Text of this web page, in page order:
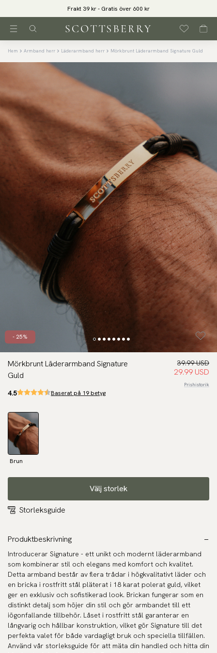
Frakt 39 kr - Gratis över 600 kr
Hem Armband herr Läderarmband herr Mörkbrunt Läderarmband Signature Guld
- 25%
Mörkbrunt Läderarmband Signature
Guld
39.99 USD
29.99 USD
Prishistorik
4.5 Baserat på 19 betyg
Brun
Välj storlek
Storleksguide
Produktbeskrivning
Introducerar Signature - ett unikt och modernt läderarmband
som kombinerar stil och elegans med komfort och kvalitet.
Detta armband består av flera trådar i högkvalitativt läder och
en bricka i rostfritt stål pläterat i 18 karat polerat guld, vilket
ger en exklusiv och sofistikerad look. Brickan fungerar som en
distinkt detalj som höjer din stil och gör armbandet till ett
iögonfallande tillbehör. Låset i rostfritt stål garanterar en
långvarig och hållbar konstruktion, vilket gör Signature till det
perfekta valet för både vardagligt bruk och speciella tillfällen.
Använd vår storleksguide för att mäta din handled och hitta din